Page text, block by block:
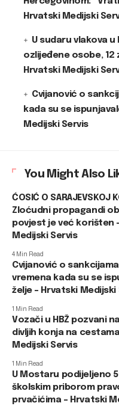
Hrvatski Medijski
U sudaru vlakova
ozlijeđene osobe, 12
Hrvatski Medijski
Cvijanović o
kada su se
Medijski Servis
You Might Also
ĆOSIĆ O SARAJEVSKOJ
Zloćudni propagandi
povjest je već korišten
Medijski Servis
4 Min Read
Cvijanović o sankcijama
vremena kada su se
želje – Hrvatski Medijski
1 Min Read
Vozači u HBŽ pozvani
divljih konja na
Medijski Servis
1 Min Read
U Mostaru podijeljeno
školskim priborom
prvačićima – Hrvatski